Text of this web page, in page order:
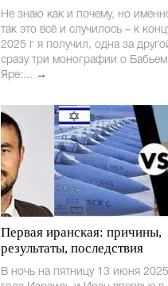
Не знаю как и почему, но
так это всё и случилось – к
2025 г я получил, одна за
сразу три монографии о Бабьем
Яре:... →
Первая иранская: причины,
результаты, последствия
В ночь на пятницу 13 июня 2025